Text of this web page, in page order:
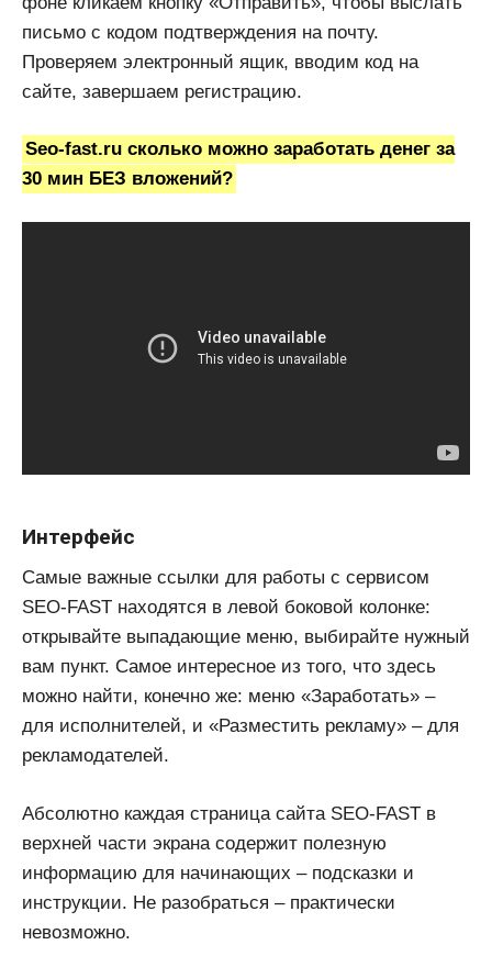
письмо с кодом подтверждения на почту.
Проверяем электронный ящик, вводим код на
сайте, завершаем регистрацию.
Seo-fast.ru сколько можно заработать денег за
30 мин БЕЗ вложений?
Интерфейс
Самые важные ссылки для работы с сервисом
SEO-FAST находятся в левой боковой колонке:
открывайте выпадающие меню, выбирайте нужный
вам пункт. Самое интересное из того, что здесь
можно найти, конечно же: меню «Заработать» –
для исполнителей, и «Разместить рекламу» – для
рекламодателей.
Абсолютно каждая страница сайта SEO-FAST в
верхней части экрана содержит полезную
информацию для начинающих – подсказки и
инструкции. Не разобраться – практически
невозможно.